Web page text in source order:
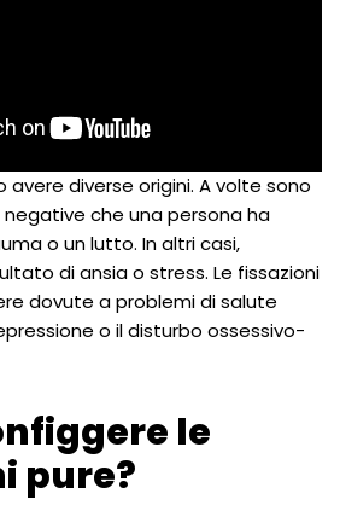
avere diverse origini. A volte sono
che una persona ha
o un lutto. In altri casi,
di ansia o stress. Le fissazioni
dovute a problemi di salute
o il disturbo ossessivo-
le
pure?